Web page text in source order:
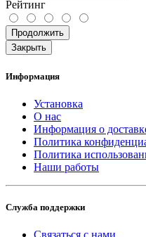
Рейтинг
Продолжить
Закрыть
Информация
Установка
О нас
Информация о
Политика
Политика
Наши работы
Служба поддержки
Связаться с нами